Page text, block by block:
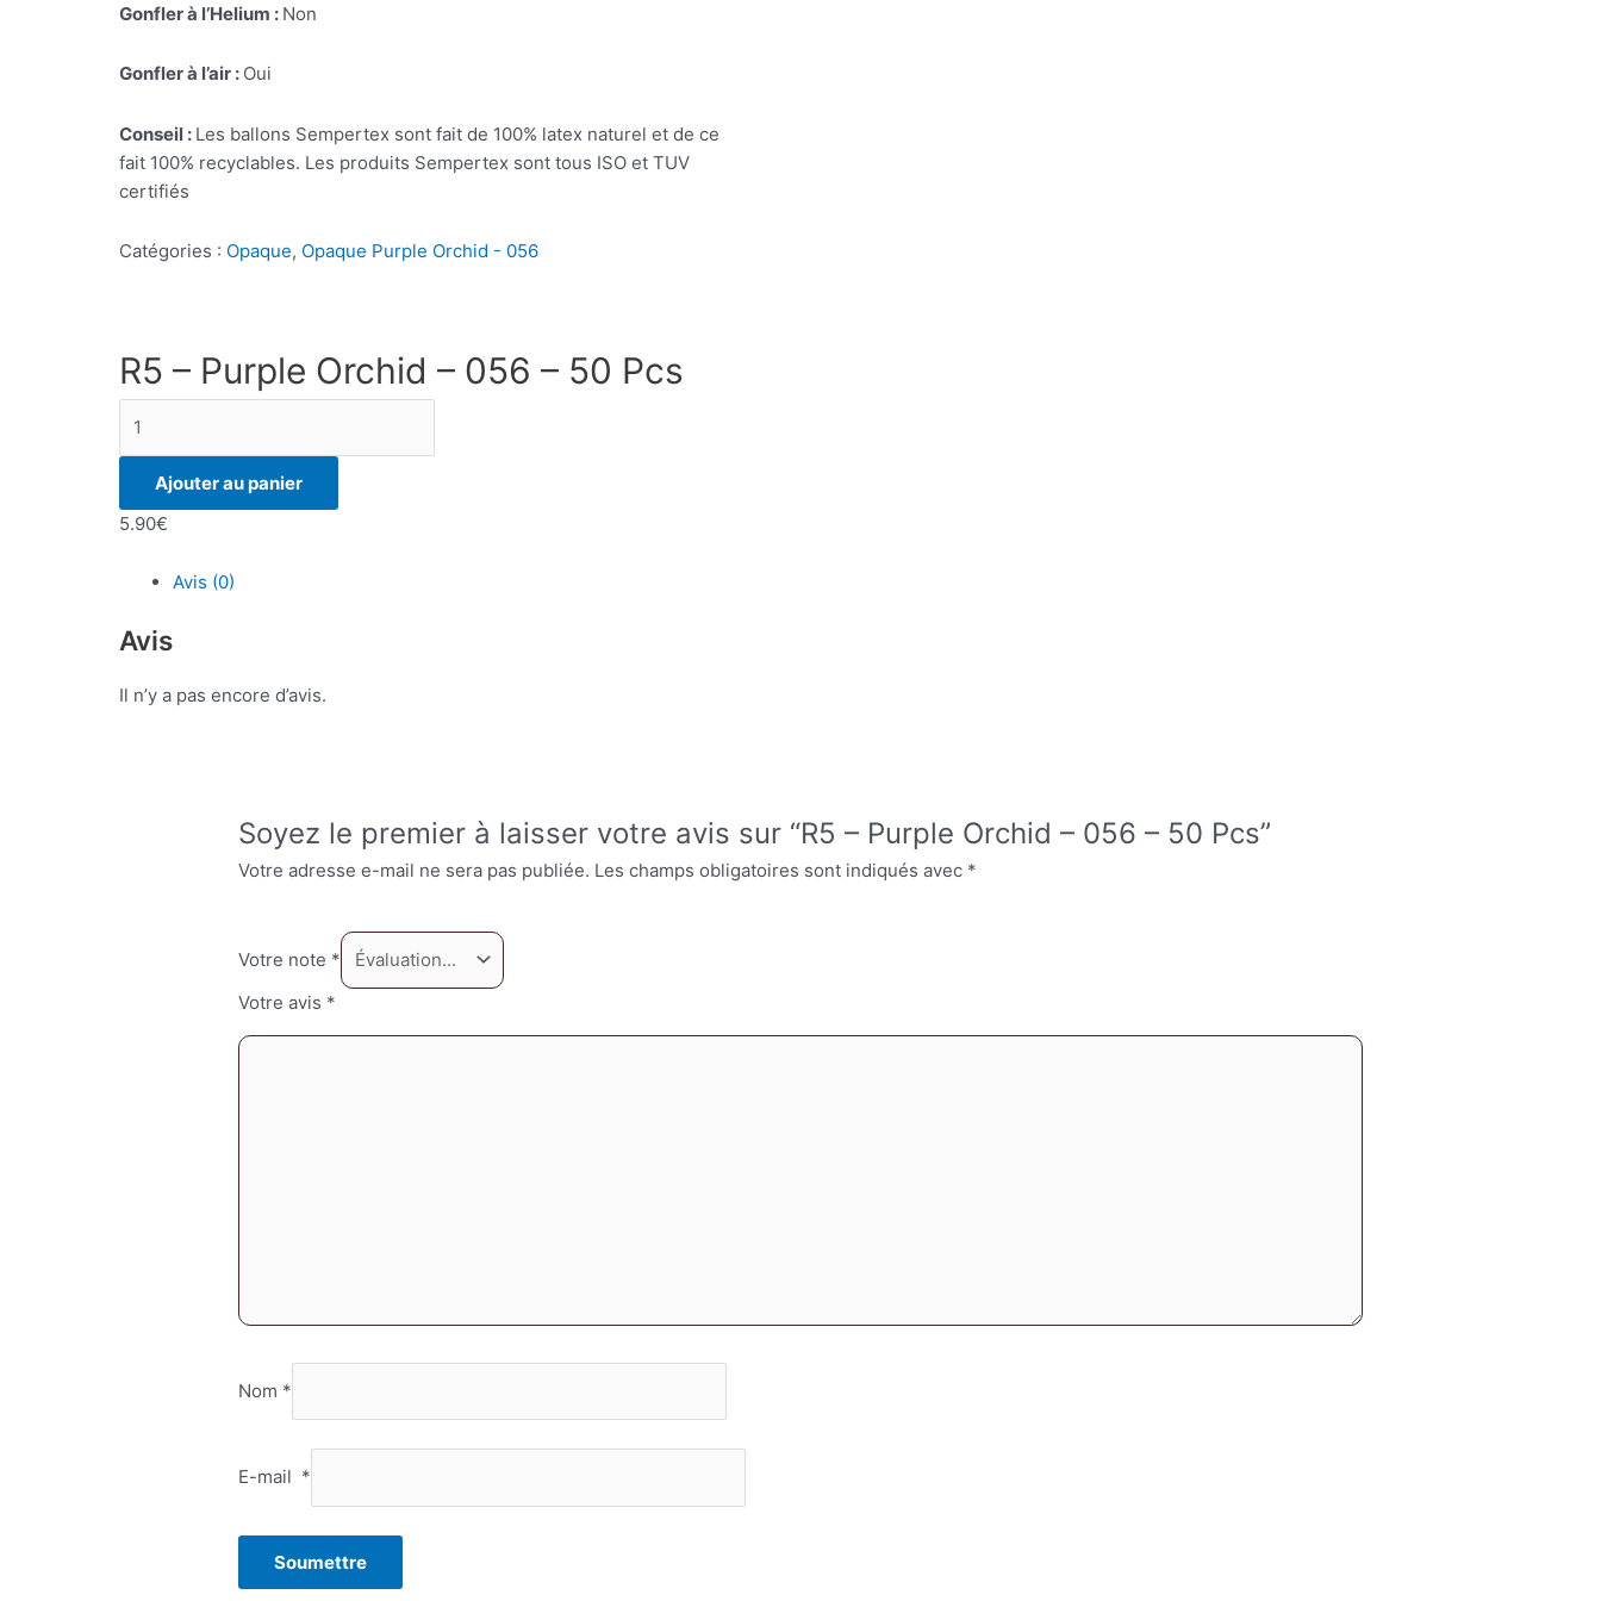
Gonfler à l’Helium : Non
Gonfler à l’air : Oui
Conseil : Les ballons Sempertex sont fait de 100% latex naturel et de ce
fait 100% recyclables. Les produits Sempertex sont tous ISO et TUV
certifiés
Catégories : Opaque, Opaque Purple Orchid - 056
R5 – Purple Orchid – 056 – 50 Pcs
de
Purple
-
Pcs
Ajouter au panier
5.90€
Avis (0)
Avis
Il n’y a pas encore d’avis.
Soyez le premier à laisser votre avis sur “R5 – Purple Orchid – 056 – 50 Pcs”
Votre adresse e-mail ne sera pas publiée. Les champs obligatoires sont indiqués avec *
Votre note *
Votre avis *
Nom *
E-mail *